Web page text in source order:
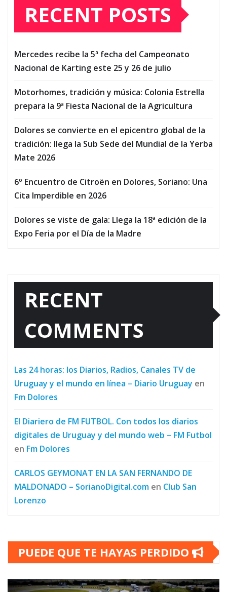
RECENT POSTS
Mercedes recibe la 5ª fecha del Campeonato
Nacional de Karting este 25 y 26 de julio
Motorhomes, tradición y música: Colonia Estrella
prepara la 9ª Fiesta Nacional de la Agricultura
Dolores se convierte en el epicentro global de la
tradición: llega la Sub Sede del Mundial de la Yerba
Mate 2026
6º Encuentro de Citroën en Dolores, Soriano: Una
Cita Imperdible en 2026
Dolores se viste de gala: Llega la 18ª edición de la
Expo Feria por el Día de la Madre
RECENT
COMMENTS
Las 24 horas: los Diarios, Radios, Canales TV de
Uruguay y el mundo en línea – Diario Uruguay en
Fm Dolores
El Diariero de FM FUTBOL. Con todos los diarios
digitales de Uruguay y del mundo web – FM Futbol
en Fm Dolores
CARLOS GEYMONAT EN LA SAN FERNANDO DE
MALDONADO – SorianoDigital.com en Club San
Lorenzo
PUEDE QUE TE HAYAS PERDIDO